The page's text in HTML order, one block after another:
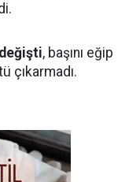
, başını eğip
çıkarmadı.